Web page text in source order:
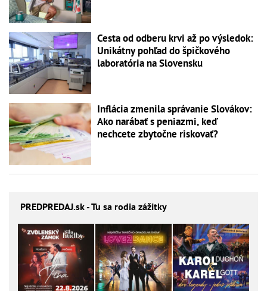
Cesta od odberu krvi až po výsledok:
Unikátny pohľad do špičkového
laboratória na Slovensku
Inflácia zmenila správanie Slovákov:
Ako narábať s peniazmi, keď
nechcete zbytočne riskovať?
PREDPREDAJ.sk - Tu sa rodia zážitky